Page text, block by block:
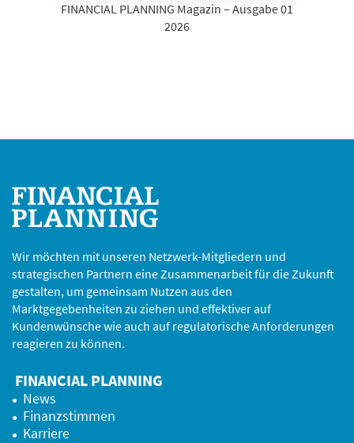
FINANCIAL PLANNING Magazin – Ausgabe 01
2026
Wir möchten mit unseren Netzwerk-Mitgliedern und
strategischen Partnern eine Zusammenarbeit für die Zukunft
gestalten, um gemeinsam Nutzen aus den
Marktgegebenheiten zu ziehen und effektiver auf
Kundenwünsche wie auch auf regulatorische Anforderungen
reagieren zu können.
FINANCIAL PLANNING
News
Finanzstimmen
Karriere